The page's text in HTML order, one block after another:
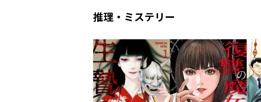
推理・ミステリー